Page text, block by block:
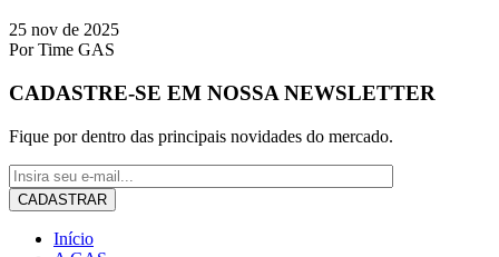
25 nov de 2025
PorTime GAS
CADASTRE-SE EM NOSSA NEWSLETTER
Fique por dentro das principais novidades do mercado.
Início